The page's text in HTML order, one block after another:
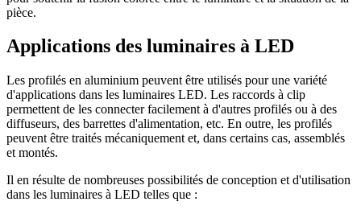
pièce.
Applications des luminaires à LED
Les profilés en aluminium peuvent être utilisés pour une variété
d'applications dans les luminaires LED. Les raccords à clip
permettent de les connecter facilement à d'autres profilés ou à des
diffuseurs, des barrettes d'alimentation, etc. En outre, les profilés
peuvent être traités mécaniquement et, dans certains cas, assemblés
et montés.
Il en résulte de nombreuses possibilités de conception et d'utilisation
dans les luminaires à LED telles que :